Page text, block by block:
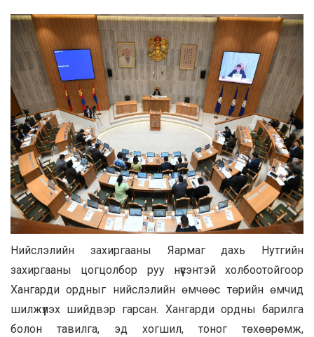
Нийслэлийн захиргааны Яармаг дахь Нутгийн
захиргааны цогцолбор руу нүүсэнтэй холбоотойгоор
Хангарди ордныг нийслэлийн өмчөөс төрийн өмчид
шилжүүлэх шийдвэр гарсан. Хангарди ордны барилга
болон тавилга, эд хогшил, тоног төхөөрөмж,